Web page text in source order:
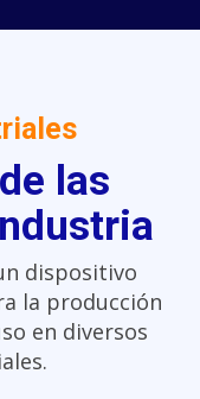
las
dispositivo
la producción
en diversos